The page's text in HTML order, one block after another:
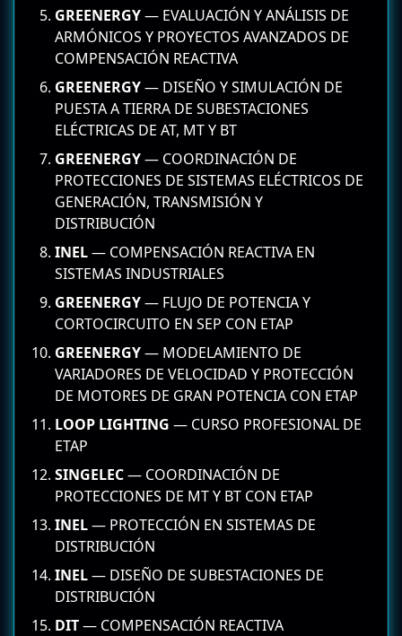
GREENERGY— EVALUACIÓN Y ANÁLISIS DE
ARMÓNICOS Y PROYECTOS AVANZADOS DE
COMPENSACIÓN REACTIVA
GREENERGY— DISEÑO Y SIMULACIÓN DE
PUESTA A TIERRA DE SUBESTACIONES
ELÉCTRICAS DE AT, MT Y BT
GREENERGY— COORDINACIÓN DE
PROTECCIONES DE SISTEMAS ELÉCTRICOS DE
GENERACIÓN, TRANSMISIÓN Y
DISTRIBUCIÓN
INEL— COMPENSACIÓN REACTIVA EN
SISTEMAS INDUSTRIALES
GREENERGY— FLUJO DE POTENCIA Y
CORTOCIRCUITO EN SEP CON ETAP
GREENERGY— MODELAMIENTO DE
VARIADORES DE VELOCIDAD Y PROTECCIÓN
DE MOTORES DE GRAN POTENCIA CON ETAP
LOOP LIGHTING — CURSO PROFESIONAL DE
ETAP
SINGELEC— COORDINACIÓN DE
PROTECCIONES DE MT Y BT CON ETAP
INEL— PROTECCIÓN EN SISTEMAS DE
DISTRIBUCIÓN
INEL— DISEÑO DE SUBESTACIONES DE
DISTRIBUCIÓN
DIT— COMPENSACIÓN REACTIVA